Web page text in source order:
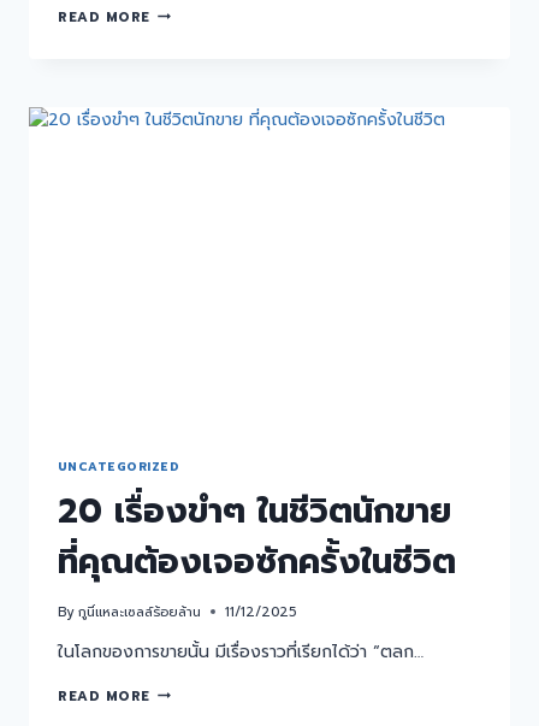
READ MORE
UNCATEGORIZED
20 เรื่องขำๆ ในชีวิตนักขาย
ที่คุณต้องเจอซักครั้งในชีวิต
Byกูนี่แหละเซลล์ร้อยล้าน 11/12/2025
ในโลกของการขายนั้น มีเรื่องราวที่เรียกได้ว่า “ตลก…
READ MORE